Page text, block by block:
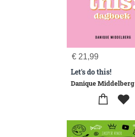
€ 21,99
Let's do this!
Danique Middelberg